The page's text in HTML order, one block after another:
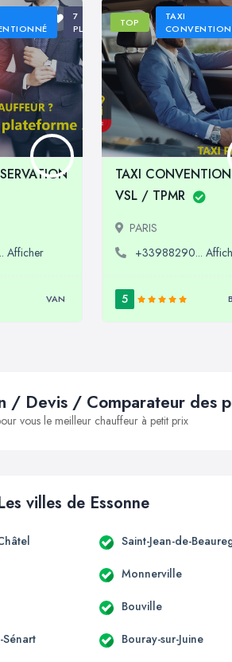
7
PLACES
Afficher
VAN
TOP
TAXI
TAXI
VSL / TPMR
PARIS
+33988290...
5
/ Devis / Comparateur des
vous le meilleur chauffeur à petit prix
villes de Essonne
Saint-Jean-de-
Monnerville
Bouville
Sénart Bouray-sur-Juine